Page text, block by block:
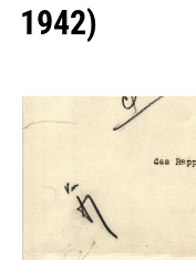
1942)